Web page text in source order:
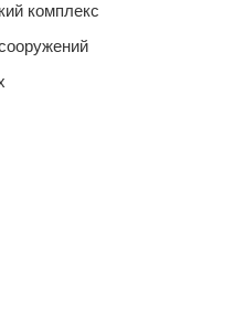
комплекс